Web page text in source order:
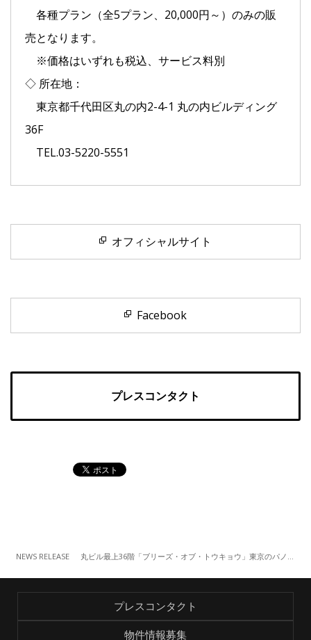
各種プラン（全5プラン、20,000円～）のみの販
売となります。
※価格はいずれも税込、サービス料別
◇ 所在地：
東京都千代田区丸の内2-4-1 丸の内ビルディング
36F
TEL.03-5220-5551
オフィシャルサイト
Facebook
プレスコンタクト
NEWS RELEASE
プレスコンタクト
物件情報募集